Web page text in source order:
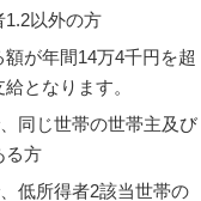
以外の方
が年間14万4千円を超
となります。
同じ世帯の世帯主及び
る方
低所得者2該当世帯の